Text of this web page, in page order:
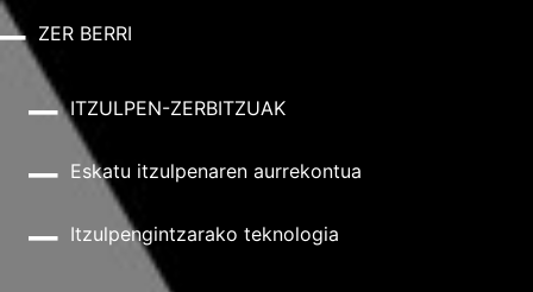
ZER BERRI
ITZULPEN-ZERBITZUAK
Eskatu itzulpenaren aurrekontua
Itzulpengintzarako teknologia